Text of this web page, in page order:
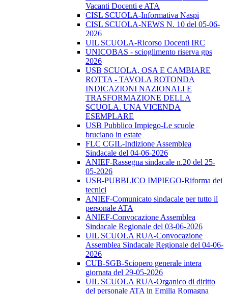
Vacanti Docenti e ATA
CISL SCUOLA-Informativa Naspi
CISL SCUOLA-NEWS N. 10 del 05-06-
2026
UIL SCUOLA-Ricorso Docenti IRC
UNICOBAS - scioglimento riserva gps
2026
USB SCUOLA, OSA E CAMBIARE
ROTTA - TAVOLA ROTONDA
INDICAZIONI NAZIONALI E
TRASFORMAZIONE DELLA
SCUOLA. UNA VICENDA
ESEMPLARE
USB Pubblico Impiego-Le scuole
bruciano in estate
FLC CGIL-Indizione Assemblea
Sindacale del 04-06-2026
ANIEF-Rassegna sindacale n.20 del 25-
05-2026
USB-PUBBLICO IMPIEGO-Riforma dei
tecnici
ANIEF-Comunicato sindacale per tutto il
personale ATA
ANIEF-Convocazione Assemblea
Sindacale Regionale del 03-06-2026
UIL SCUOLA RUA-Convocazione
Assemblea Sindacale Regionale del 04-06-
2026
CUB-SGB-Sciopero generale intera
giornata del 29-05-2026
UIL SCUOLA RUA-Organico di diritto
del personale ATA in Emilia Romagna